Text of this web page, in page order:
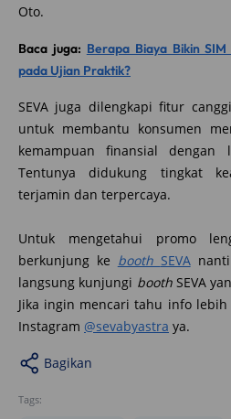
Oto.
Baca juga: Berapa Biaya Bikin
pada Ujian Praktik?
SEVA juga dilengkapi fitur
untuk membantu konsumen
kemampuan finansial
Tentunya didukung tingkat
terjamin dan terpercaya.
Untuk mengetahui promo
berkunjung ke booth SEVAnanti
langsung kunjungi boothSEVA
Jika ingin mencari tahu info lebih
Instagram @sevabyastra ya.
Bagikan
Tags: